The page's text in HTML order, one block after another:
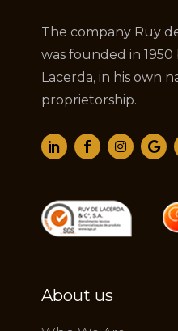
The company Ruy de
was founded in 1950
Lacerda, in his own
proprietorship.
About us